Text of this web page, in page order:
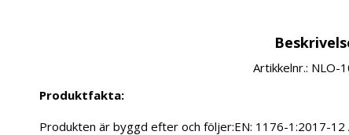
Artikkelnr.: NLO-
Produktfakta:
Produkten är byggd efter och följer:EN: 1176-1:2017-